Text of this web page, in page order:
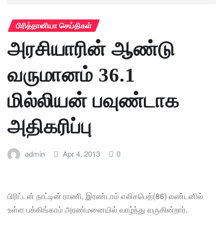
பிரித்தானியா செய்திகள்
அரசியாரின் ஆண்டு
வருமானம் 36.1
மில்லியன் பவுண்டாக
அதிகரிப்பு
admin Apr 4, 2013 0
பிரிட்டன் நாட்டின் ராணி, இரண்டாம் எலிசபெத்(86) லண்டனில்
உள்ள பக்கிங்காம் அரண்மனையில் வாழ்ந்து வருகின்றார்.